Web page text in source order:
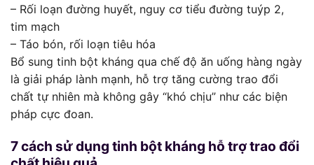
– Rối loạn đường huyết, nguy cơ tiểu đường tuýp 2,
tim mạch
– Táo bón, rối loạn tiêu hóa
Bổ sung tinh bột kháng qua chế độ ăn uống hàng ngày
là giải pháp lành mạnh, hỗ trợ tăng cường trao đổi
chất tự nhiên mà không gây “khó chịu” như các biện
pháp cực đoan.
7 cách sử dụng tinh bột kháng hỗ trợ trao đổi